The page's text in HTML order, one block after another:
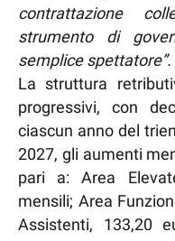
contrattazione
strumento di
semplice spettatore”.
La struttura
progressivi, con
ciascun anno del
2027, gli aumenti
pari a: Area
mensili; Area
Assistenti, 133,20